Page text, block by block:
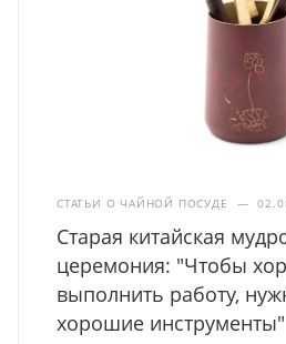
СТАТЬИ О ЧАЙНОЙ ПОСУДЕ —
Старая китайская
церемония: "Чтобы
выполнить работу,
хорошие инструменты"